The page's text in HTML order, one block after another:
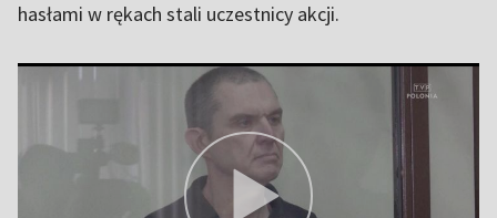
hasłami w rękach stali uczestnicy akcji.